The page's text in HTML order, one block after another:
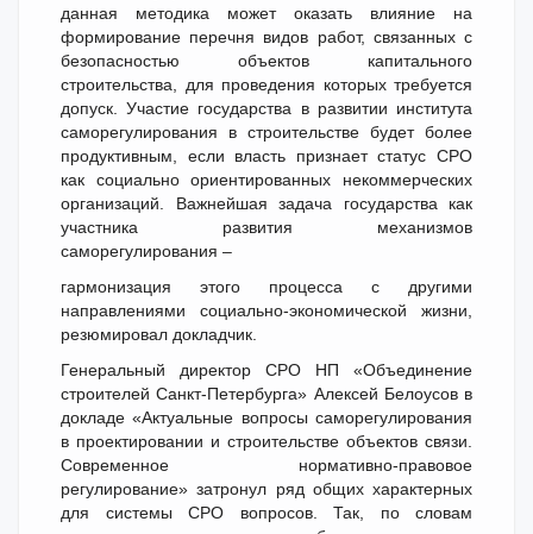
данная методика может оказать влияние на
формирование перечня видов работ, связанных с
безопасностью объектов капитального
строительства, для проведения которых требуется
допуск. Участие государства в развитии института
саморегулирования в строительстве будет более
продуктивным, если власть признает статус СРО
как социально ориентированных некоммерческих
организаций. Важнейшая задача государства как
участника развития механизмов
саморегулирования –
гармонизация этого процесса с другими
направлениями социально-экономической жизни,
резюмировал докладчик.
Генеральный директор СРО НП «Объединение
строителей Санкт-Петербурга» Алексей Белоусов в
докладе «Актуальные вопросы саморегулирования
в проектировании и строительстве объектов связи.
Современное нормативно-правовое
регулирование» затронул ряд общих характерных
для системы СРО вопросов. Так, по словам